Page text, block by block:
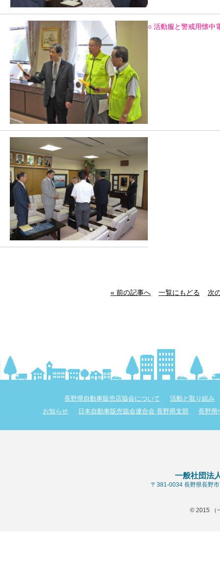
○ 活動服と警戒用懐中
« 前の記事へ 一覧にもどる 次
長野県自動車販売店協会について
活動と取り組み
お知らせ
日本自動車販売協会連合会 長野県支部 長野県
一般社団法
〒381-0034 長野県長野
© 2015 （